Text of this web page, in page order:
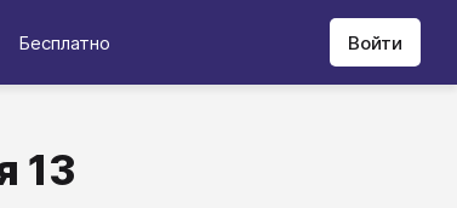
Бесплатно Войти
13